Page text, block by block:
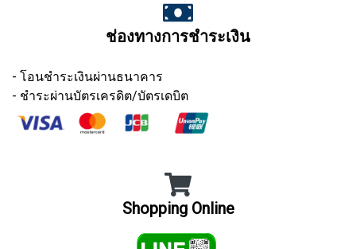
ช่องทางการชำระเงิน
- โอนชำระเงินผ่านธนาคาร
- ชำระผ่านบัตรเครดิต/บัตรเดบิต
Shopping Online